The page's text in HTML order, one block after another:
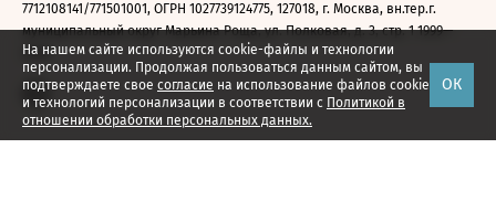
На нашем сайте используются cookie-файлы и технологии
персонализации. Продолжая пользоваться данным сайтом, вы
подтверждаете свое согласие на использование файлов cookie
и технологий персонализации в соответствии с Политикой в
отношении обработки персональных данных.
ОК
7712108141/771501001, ОГРН 1027739124775, 127018, г. Москва, вн.тер.г.
муниципальный округ Марьина Роща, ул. Полковая, д. 3, стр. 1 1999—
2026